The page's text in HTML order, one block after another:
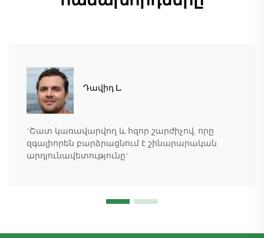
Դավիդ Լ.
"Շատ կառավարվող և հզոր շարժիչով, որը
զգալիորեն բարձրացնում է շինարարական
արդյունավետությունը"